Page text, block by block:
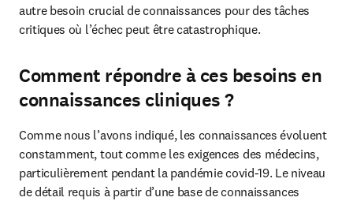
autre besoin crucial de connaissances pour des tâches
critiques où l’échec peut être catastrophique.
Comment répondre à ces besoins en
connaissances cliniques ?
Comme nous l’avons indiqué, les connaissances évoluent
constamment, tout comme les exigences des médecins,
particulièrement pendant la pandémie covid-19. Le niveau
de détail requis à partir d’une base de connaissances